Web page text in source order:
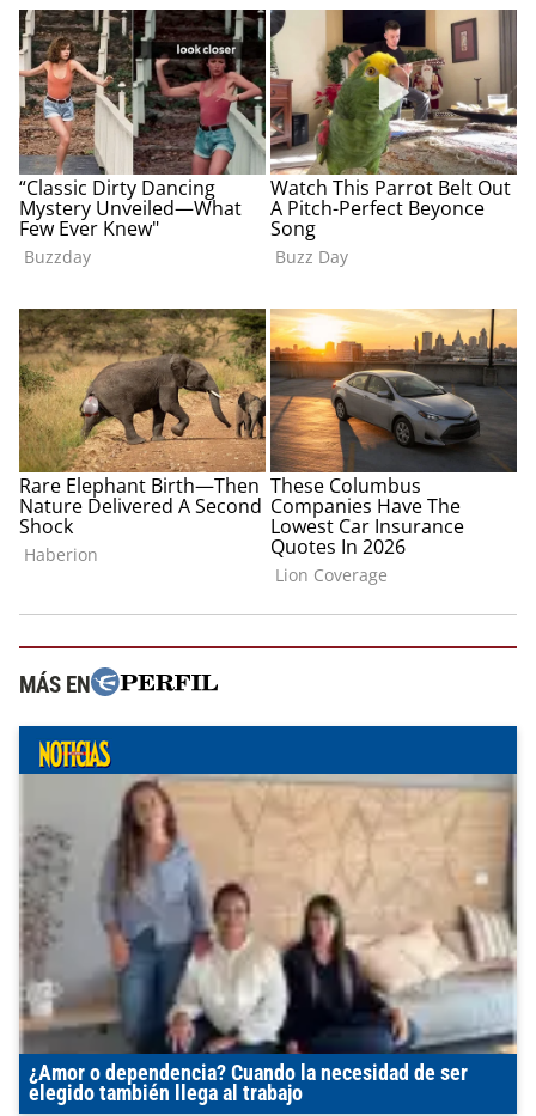
MÁS EN
¿Amor o dependencia? Cuando la necesidad de ser
elegido también llega al trabajo